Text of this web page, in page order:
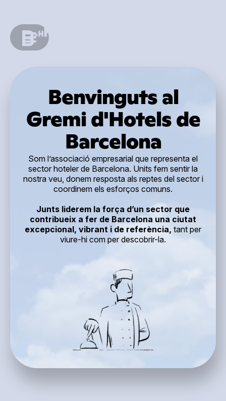
Benvinguts al
Gremi d'Hotels de
Barcelona
Som l’associació empresarial que representa el
sector hoteler de Barcelona. Units fem sentir la
nostra veu, donem resposta als reptes del sector i
coordinem els esforços comuns.
Junts liderem la força d’un sector que
contribueix a fer de Barcelona una ciutat
excepcional, vibrant i de referència, tant per
viure-hi com per descobrir-la.